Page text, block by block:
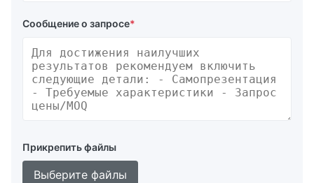
Сообщение о запросе*
Прикрепить файлы
Выберите файлы